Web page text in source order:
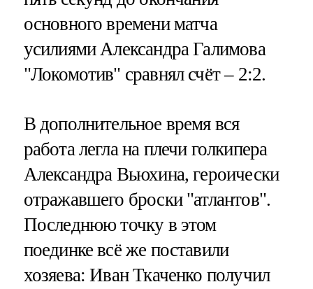
основного времени матча
усилиями Александра Галимова
"Локомотив" сравнял счёт – 2:2.
В дополнительное время вся
работа легла на плечи голкипера
Александра Вьюхина, героически
отражавшего броски "атлантов".
Последнюю точку в этом
поединке всё же поставили
хозяева: Иван Ткаченко получил